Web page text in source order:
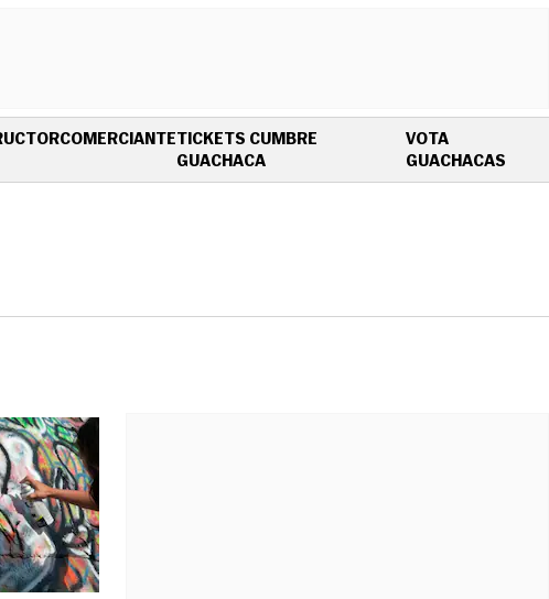
COMERCIANTETICKETS CUMBRE
GUACHACAOPENS IN NEW WINDOW
VOTA
GUACHACAS